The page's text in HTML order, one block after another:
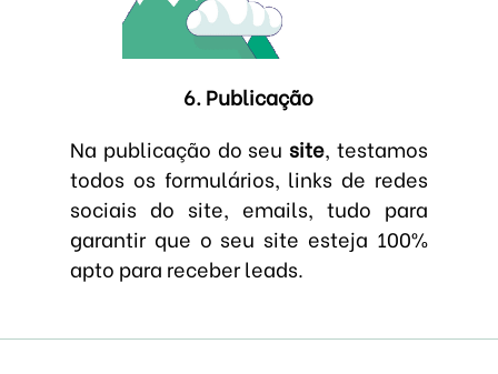
6. Publicação
Na publicação do seusite, testamos
todos os formulários, links de redes
sociais do site, emails, tudo para
garantir que o seu site esteja 100%
apto para receber leads.